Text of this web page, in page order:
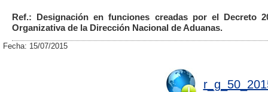
Ref.: Designación en funciones creadas por el Decreto
Organizativa de la Dirección Nacional de Aduanas.
Fecha: 15/07/2015